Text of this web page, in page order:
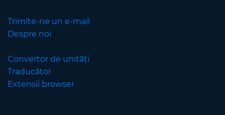
Trimite-ne un e-mail
Despre noi
Convertor de unități
Traducător
Extensii browser